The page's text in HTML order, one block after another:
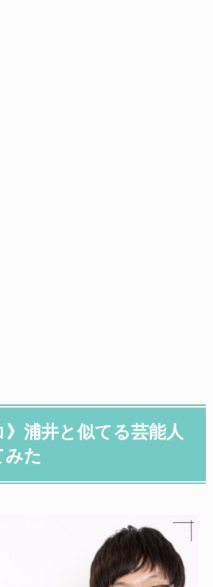
》浦井と似てる芸能人
みた